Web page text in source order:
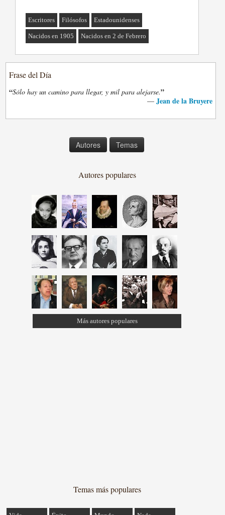
Escritores Filósofos Estadounidenses
Nacidos en 1905 Nacidos en 2 de Febrero
Frase del Día
“Sólo hay un camino para llegar, y mil para alejarse.”
— Jean de la Bruyere
Autores Temas
Autores populares
Más autores populares
Temas más populares